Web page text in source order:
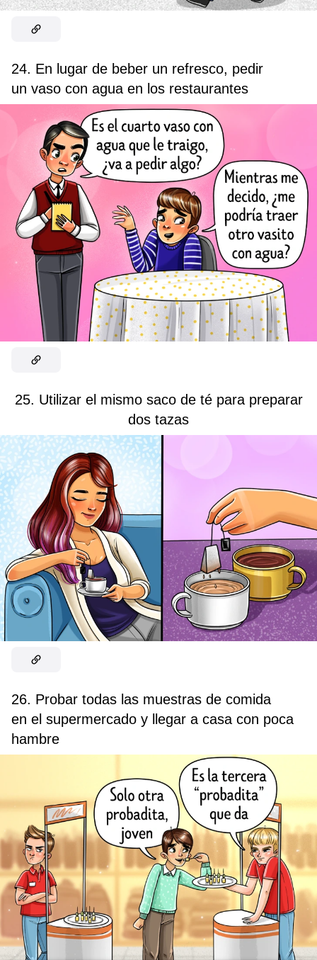
24. En lugar de beber un refresco, pedir
un vaso con agua en los restaurantes
25. Utilizar el mismo saco de té para preparar
dos tazas
26. Probar todas las muestras de comida
en el supermercado y llegar a casa con poca
hambre